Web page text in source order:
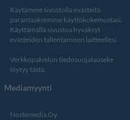
Käytämme sivustolla evästeitä
parantaaksemme käyttökokemustasi.
Käyttämällä sivustoa hyväksyt
evästeiden tallentamisen laitteellesi.
Verkkopalvelun tiedosuojalauseke
löytyy tästä.
Mediamyynti
Nostemedia Oy